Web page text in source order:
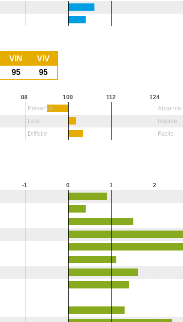
VIN
VIV
95 95
88 100 112 124
Présence Absence
Lent Rapide
Difficile Facile
-1 0 1 2